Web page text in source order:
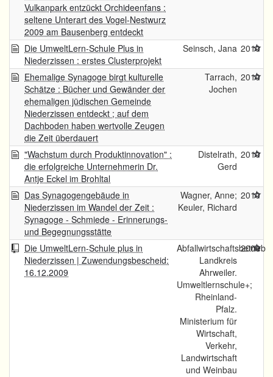
Vulkanpark entzückt Orchideenfans :
seltene Unterart des Vogel-Nestwurz
2009 am Bausenberg entdeckt
Die UmweltLern-Schule Plus in
Niederzissen : erstes Clusterprojekt
Seinsch, Jana 2010
Ehemalige Synagoge birgt kulturelle
Schätze : Bücher und Gewänder der
ehemaligen jüdischen Gemeinde
Niederzissen entdeckt ; auf dem
Dachboden haben wertvolle Zeugen
die Zeit überdauert
Tarrach,
Jochen
2010
"Wachstum durch Produktinnovation" :
die erfolgreiche Unternehmerin Dr.
Antje Eckel im Brohltal
Distelrath,
Gerd
2010
Das Synagogengebäude in
Niederzissen im Wandel der Zeit :
Synagoge - Schmiede - Erinnerungs-
und Begegnungsstätte
Wagner, Anne;
Keuler, Richard
2010
Die UmweltLern-Schule plus in
Niederzissen | Zuwendungsbescheid:
16.12.2009
Abfallwirtschaftsbetrieb
Landkreis
Ahrweiler.
Umweltlernschule+;
Rheinland-
Pfalz.
Ministerium für
Wirtschaft,
Verkehr,
Landwirtschaft
und Weinbau
2009